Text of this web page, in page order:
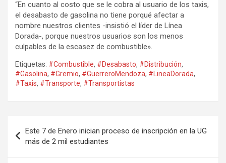
“En cuanto al costo que se le cobra al usuario de los taxis,
el desabasto de gasolina no tiene porqué afectar a
nombre nuestros clientes -insistió el líder de Línea
Dorada-, porque nuestros usuarios son los menos
culpables de la escasez de combustible».
Etiquetas: #Combustible, #Desabasto, #Distribución,
#Gasolina, #Gremio, #GuerreroMendoza, #LineaDorada,
#Taxis, #Transporte, #Transportistas
de
entradas
Este 7 de Enero inician proceso de inscripción en la UG
más de 2 mil estudiantes